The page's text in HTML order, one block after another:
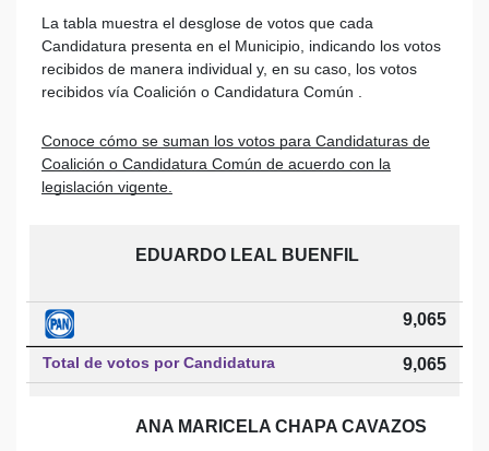
La tabla muestra el desglose de votos que cada
Candidatura presenta en el Municipio, indicando los votos
recibidos de manera individual y, en su caso, los votos
recibidos vía Coalición o Candidatura Común .
Conoce cómo se suman los votos para Candidaturas de
Coalición o Candidatura Común de acuerdo con la
legislación vigente.
EDUARDO LEAL BUENFIL
9,065
Total de votos por Candidatura 9,065
ANA MARICELA CHAPA CAVAZOS